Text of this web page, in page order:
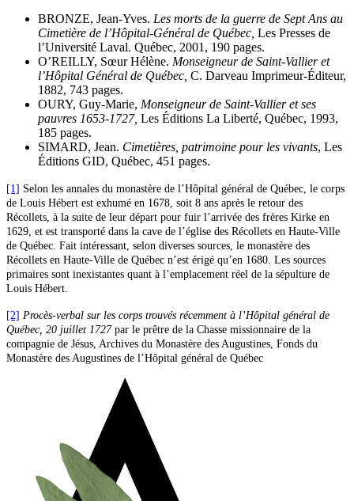
BRONZE, Jean-Yves. Les morts de la guerre de Sept Ans au
Cimetière de l’Hôpital-Général de Québec, Les Presses de
l’Université Laval. Québec, 2001, 190 pages.
O’REILLY, Sœur Hélène. Monseigneur de Saint-Vallier et
l’Hôpital Général de Québec, C. Darveau Imprimeur-Éditeur,
1882, 743 pages.
OURY, Guy-Marie, Monseigneur de Saint-Vallier et ses
pauvres 1653-1727, Les Éditions La Liberté, Québec, 1993,
185 pages.
SIMARD, Jean. Cimetières, patrimoine pour les vivants, Les
Éditions GID, Québec, 451 pages.
[1] Selon les annales du monastère de l’Hôpital général de Québec, le corps
de Louis Hébert est exhumé en 1678, soit 8 ans après le retour des
Récollets, à la suite de leur départ pour fuir l’arrivée des frères Kirke en
1629, et est transporté dans la cave de l’église des Récollets en Haute-Ville
de Québec. Fait intéressant, selon diverses sources, le monastère des
Récollets en Haute-Ville de Québec n’est érigé qu’en 1680. Les sources
primaires sont inexistantes quant à l’emplacement réel de la sépulture de
Louis Hébert.
[2] Procès-verbal sur les corps trouvés récemment à l’Hôpital général de
Québec, 20 juillet 1727par le prêtre de la Chasse missionnaire de la
compagnie de Jésus, Archives du Monastère des Augustines, Fonds du
Monastère des Augustines de l’Hôpital général de Québec